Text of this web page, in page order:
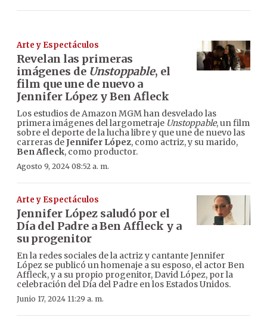
Arte y Espectáculos
Revelan las primeras
imágenes de Unstoppable, el
film que une de nuevo a
Jennifer López y Ben Afleck
Los estudios de Amazon MGM han desvelado las
primera imágenes del largometraje Unstoppable, un film
sobre el deporte de la lucha libre y que une de nuevo las
carreras deJennifer López, como actriz, y su marido,
Ben Afleck, como productor.
Agosto 9, 2024 08:52 a. m.
Arte y Espectáculos
Jennifer López saludó por el
Día del Padre a Ben Affleck y a
su progenitor
En la redes sociales de la actriz y cantante Jennifer
López se publicó un homenaje a su esposo, el actor Ben
Affleck, y a su propio progenitor, David López, por la
celebración del Día del Padre en los Estados Unidos.
Junio 17, 2024 11:29 a. m.